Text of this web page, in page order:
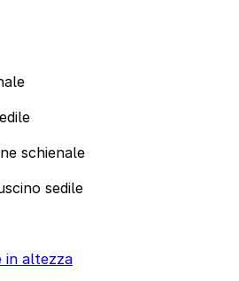
schienale
sedile
in altezza